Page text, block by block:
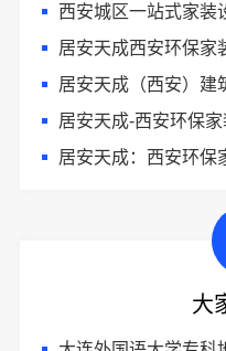
西安城区一站式家装设计毛坯房自
居安天成西安环保家
居安天成（西安）建筑工程有限
居安天成-西安环保
居安天成：西安环保
大